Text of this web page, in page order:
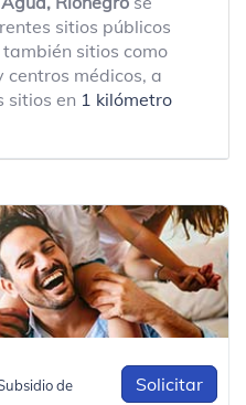
sitios públicos
sitios como
médicos, a
sitios en 1 kilómetro
de
Solicitar